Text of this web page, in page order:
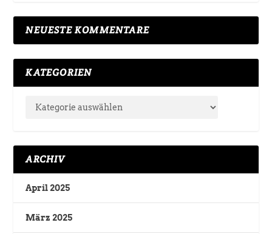
NEUESTE KOMMENTARE
KATEGORIEN
ARCHIV
April 2025
März 2025